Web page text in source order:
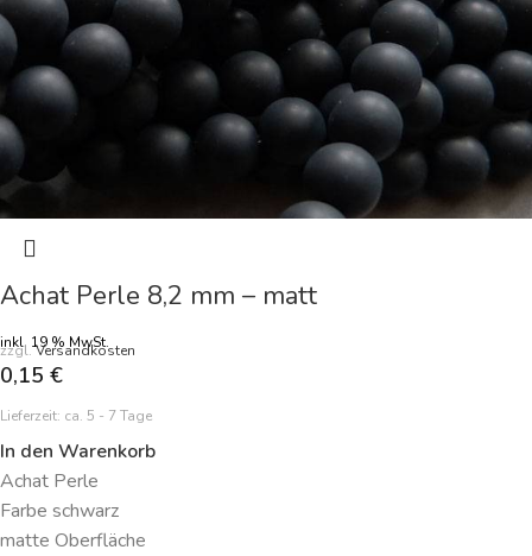
Achat Perle 8,2 mm – matt
inkl. 19 % MwSt.
zzgl.Versandkosten
0,15 €
Lieferzeit: ca. 5 - 7 Tage
In den Warenkorb
Achat Perle
Farbe schwarz
matte Oberfläche